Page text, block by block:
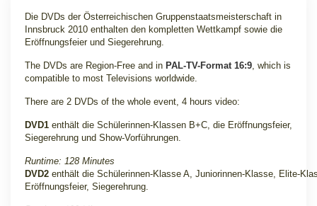
Die DVDs der Österreichischen Gruppenstaatsmeisterschaft in
Innsbruck 2010 enthalten den kompletten Wettkampf sowie die
Eröffnungsfeier und Siegerehrung.
The DVDs are Region-Free and in PAL-TV-Format 16:9, which is
compatible to most Televisions worldwide.
There are 2 DVDs of the whole event, 4 hours video:
DVD1 enthält die Schülerinnen-Klassen B+C, die Eröffnungsfeier,
Siegerehrung und Show-Vorführungen.
Runtime: 128 Minutes
DVD2 enthält die Schülerinnen-Klasse A, Juniorinnen-Klasse, Elite-
Eröffnungsfeier, Siegerehrung.